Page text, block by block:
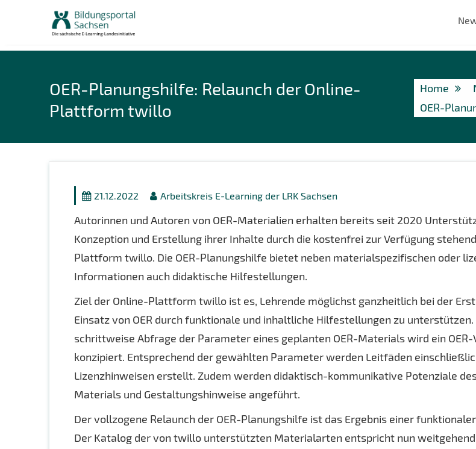
OER-Planungshilfe: Relaunch der Online-
Plattform twillo
Home
OER-
21.12.2022 Arbeitskreis E-Learning der LRK Sachsen
Autorinnen und Autoren von OER-Materialien erhalten bereits seit 2020
Konzeption und Erstellung ihrer Inhalte durch die kostenfrei zur Verfügung
Plattform twillo. Die OER-Planungshilfe bietet neben materialspezifischen oder
Informationen auch didaktische Hilfestellungen.
Ziel der Online-Plattform twillo ist es, Lehrende möglichst ganzheitlich bei der
Einsatz von OER durch funktionale und inhaltliche Hilfestellungen zu unterstützen.
schrittweise Abfrage der Parameter eines geplanten OER-Materials wird ein OER-
konzipiert. Entsprechend der gewählten Parameter werden Leitfäden
Lizenzhinweisen erstellt. Zudem werden didaktisch-kommunikative Potenziale
Materials und Gestaltungshinweise angeführt.
Der vollzogene Relaunch der OER-Planungshilfe ist das Ergebnis einer
Der Katalog der von twillo unterstützten Materialarten entspricht nun weitgehend